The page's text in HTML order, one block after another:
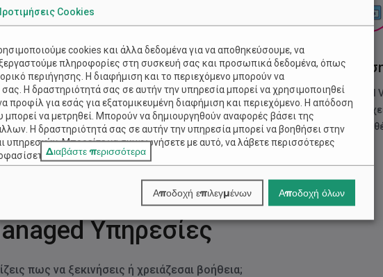
Managed Υπηρεσίες
μπορείς να τα καταφέρεις μόνος σου;
βοήθεια; Είμαστε εδώ για σένα
στιγμή με πακέτα για όλους.
Ο πλήρης έλεγχος του Cloud
σου και μπορείς να τον
εσύ όπως
Υπηρεσίες
πως να ξεκινήσεις ή χρειάζεσαι βοήθεια;
Cookies
cookies και άλλα δεδομένα για να αποθηκεύσουμε, να
πληροφορίες στη συσκευή σας και προσωπικά δεδομένα, όπως
περιήγησης. Η διαφήμιση και το περιεχόμενο μπορούν να
Η δραστηριότητά σας σε αυτήν την υπηρεσία μπορεί να χρησιμοποιηθεί
προφίλ για εσάς για εξατομικευμένη διαφήμιση και περιεχόμενο. Η απόδοση
μπορεί να μετρηθεί. Μπορούν να δημιουργηθούν αναφορές βάσει της
Η δραστηριότητά σας σε αυτήν την υπηρεσία μπορεί να βοηθήσει στην
υπηρεσιών. Μπορείτε να συμφωνήσετε με αυτό, να λάβετε περισσότερες
κλικ στις
κάτω από 'Συνεργάτες (Νόμιμο Συμφέρον)'. Οι
ιστότοπο. Μπορείτε να αλλάξετε γνώμη ανά πάσα στιγμή κάνοντας κλικ στο
σας.
Πολιτική Απορρήτου
Διαβάστε περισσότερα
Αποδοχή επιλεγμένων Αποδοχή όλων